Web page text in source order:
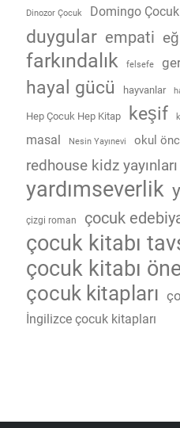
Dinozor Çocuk Domingo Çocuk
duygular empati
farkındalık
felsefe
hayal gücü hayvanlar
Hep Çocuk Hep Kitap keşif
masal
Nesin Yayınevi okul
redhouse kidz yayınları
yardımseverlik
çizgi roman çocuk
çocuk kitabı
çocuk kitabı
çocuk kitapları
İngilizce çocuk kitapları